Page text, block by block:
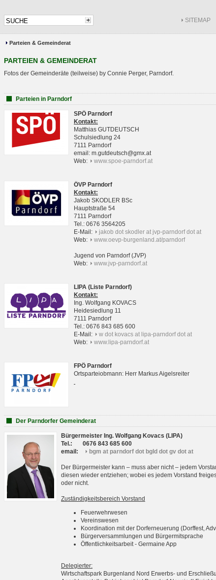
SITEMAP
Parteien & Gemeinderat
PARTEIEN & GEMEINDERAT
Fotos der Gemeinderäte (teilweise) by Connie Perger, Parndorf.
Parteien in Parndorf
SPÖ Parndorf
Kontakt:
Matthias GUTDEUTSCH
Schulsiedlung 24
7111 Parndorf
email: m.gutdeutsch@gmx.at
Web:
www.spoe-parndorf.at
ÖVP Parndorf
Kontakt:
Jakob SKODLER BSc
Hauptstraße 54
7111 Parndorf
Tel.: 0676 3564205
E-Mail:
jakob dot skodler at jvp-parndorf dot at
Web:
www.oevp-burgenland.at/parndorf
Jugend von Parndorf (JVP)
Web:
www.jvp-parndorf.at
LIPA (Liste Parndorf)
Kontakt:
Ing. Wolfgang KOVACS
Heidesiedlung 11
7111 Parndorf
Tel.: 0676 843 685 600
E-Mail:
w dot kovacs at lipa-parndorf dot at
Web:
www.lipa-parndorf.at
FPÖ Parndorf
Ortsparteiobmann: Herr Markus Aigelsreiter
Der Parndorfer Gemeinderat
Bürgermeister Ing. Wolfgang Kovacs (LIPA)
Tel.: 0676 843 685 600
email:
bgm at parndorf dot bgld dot gv dot at
Der Bürgermeister kann – muss aber nicht – jedem
diesen wieder entziehen; wobei es jedem Vorstand
oder nicht.
Zuständigkeitsbereich Vorstand
Feuerwehrwesen
Vereinswesen
Koordination mit der Dorferneuerung (Dorffest,
Bürgerversammlungen und Bürgermitsprache
Öffentlichkeitsarbeit - Germaine App
Delegierter:
Wirtschaftspark Burgenland Nord Erwerbs- und